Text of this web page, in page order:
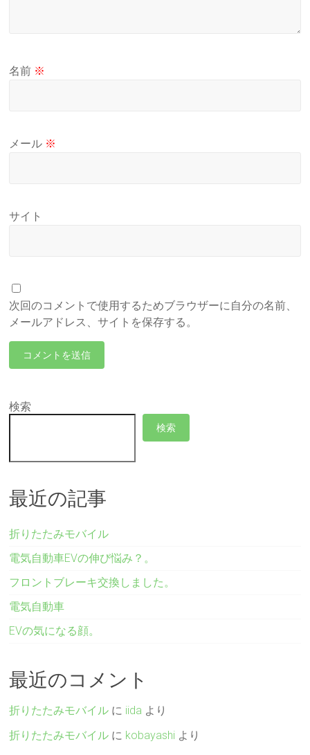
名前 ※
メール ※
サイト
次回のコメントで使用するためブラウザーに自分の名前、
メールアドレス、サイトを保存する。
検索
検索
最近の記事
折りたたみモバイル
電気自動車EVの伸び悩み？。
フロントブレーキ交換しました。
電気自動車
EVの気になる顔。
最近のコメント
折りたたみモバイル に iida より
折りたたみモバイル に kobayashi より